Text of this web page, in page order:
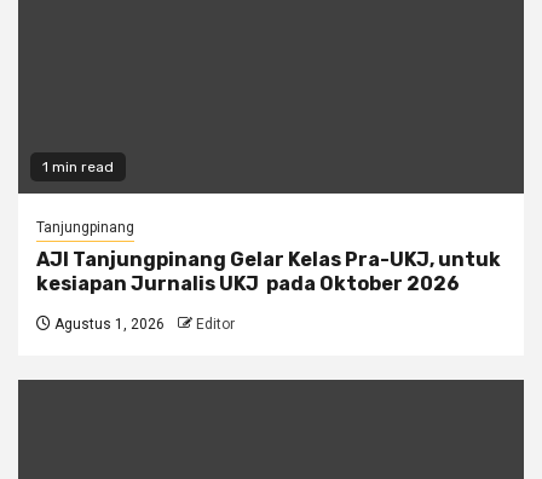
1 min read
Tanjungpinang
AJI Tanjungpinang Gelar Kelas Pra-UKJ, untuk
kesiapan Jurnalis UKJ pada Oktober 2026
Agustus 1, 2026 Editor